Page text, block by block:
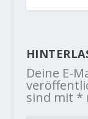
Deine E-
sind mit *